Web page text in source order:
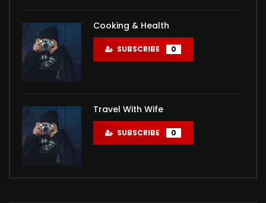
Cooking & Health
SUBSCRIBE 0
Travel With Wife
SUBSCRIBE 0